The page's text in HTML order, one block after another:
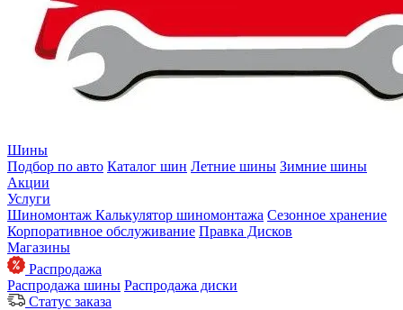
Шины
Подбор по авто Каталог шин Летние шины Зимние шины
Акции
Услуги
Шиномонтаж Калькулятор шиномонтажа Сезонное хранение
Корпоративное обслуживание Правка Дисков
Магазины
Распродажа
Распродажа шины Распродажа диски
Статус заказа